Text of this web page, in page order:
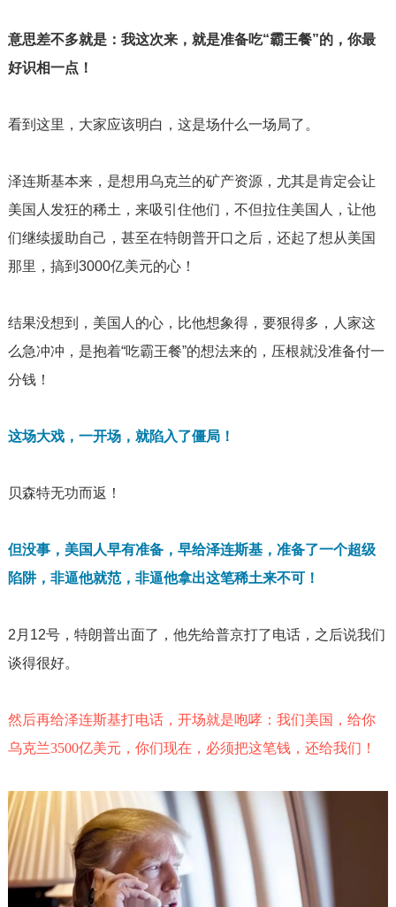
意思差不多就是：我这次来，就是准备吃“霸王餐”的，你最
好识相一点！
看到这里，大家应该明白，这是场什么一场局了。
泽连斯基本来，是想用乌克兰的矿产资源，尤其是肯定会让
美国人发狂的稀土，来吸引住他们，不但拉住美国人，让他
们继续援助自己，甚至在特朗普开口之后，还起了想从美国
那里，搞到 3000亿美元的心！
结果没想到，美国人的心，比他想象得，要狠得多，人家这
么急冲冲，是抱着“吃霸王餐”的想法来的，压根就没准备付一
分钱！
这场大戏，一开场，就陷入了僵局！
贝森特无功而返！
但没事，美国人早有准备，早给泽连斯基，准备了一个超级
陷阱，非逼他就范，非逼他拿出这笔稀土来不可！
2 月 12号，特朗普出面了，他先给普京打了电话，之后说我们
谈得很好。
然后再给泽连斯基打电话，开场就是咆哮：我们美国，给你
乌克兰3500亿美元，你们现在，必须把这笔钱，还给我们！